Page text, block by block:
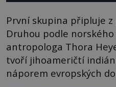
První skupina připluje
Druhou podle
antropologa Thora
tvoří jihoameričtí
náporem evropských